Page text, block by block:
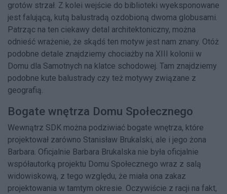
grotów strzał. Z kolei wejście do biblioteki wyeksponowane
jest falującą, kutą balustradą ozdobioną dwoma globusami.
Patrząc na ten ciekawy detal architektoniczny, można
odnieść wrażenie, że skądś ten motyw jest nam znany. Otóż
podobne detale znajdziemy chociażby na XIII kolonii w
Domu dla Samotnych na klatce schodowej. Tam znajdziemy
podobne kute balustrady czy też motywy związane z
geografią.
Bogate wnętrza Domu Społecznego
Wewnątrz SDK można podziwiać bogate wnętrza, które
projektował zarówno Stanisław Brukalski, ale i jego żona
Barbara. Oficjalnie Barbara Brukalska nie była oficjalnie
współautorką projektu Domu Społecznego wraz z salą
widowiskową, z tego względu, że miała ona zakaz
projektowania w tamtym okresie. Oczywiście z racji na fakt,